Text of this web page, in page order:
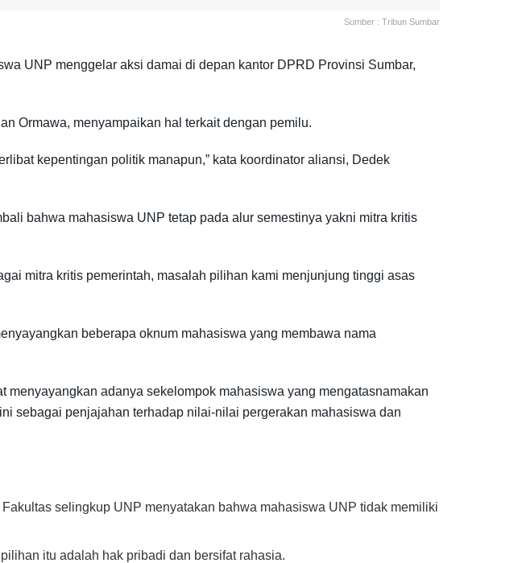
Sumber : Tribun Sumbar
UNP menggelar aksi damai di depan kantor DPRD Provinsi Sumbar,
Ormawa, menyampaikan hal terkait dengan pemilu.
kepentingan politik manapun,” kata koordinator aliansi, Dedek
bahwa mahasiswa UNP tetap pada alur semestinya yakni mitra kritis
mitra kritis pemerintah, masalah pilihan kami menjunjung tinggi asas
beberapa oknum mahasiswa yang membawa nama
adanya sekelompok mahasiswa yang mengatasnamakan
sebagai penjajahan terhadap nilai-nilai pergerakan mahasiswa dan
selingkup UNP menyatakan bahwa mahasiswa UNP tidak memiliki
itu adalah hak pribadi dan bersifat rahasia.